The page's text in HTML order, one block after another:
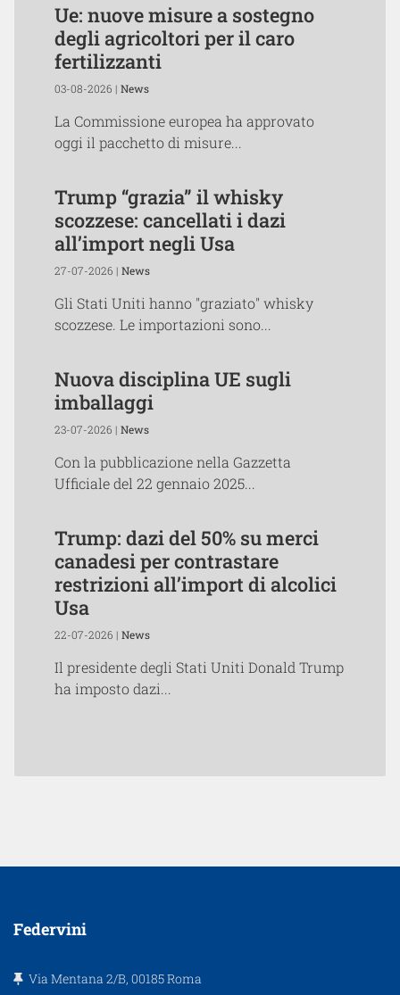
Ue: nuove misure a sostegno
degli agricoltori per il caro
fertilizzanti
03-08-2026 | News
La Commissione europea ha approvato
oggi il pacchetto di misure...
Trump “grazia” il whisky
scozzese: cancellati i dazi
all’import negli Usa
27-07-2026 | News
Gli Stati Uniti hanno "graziato" whisky
scozzese. Le importazioni sono...
Nuova disciplina UE sugli
imballaggi
23-07-2026 | News
Con la pubblicazione nella Gazzetta
Ufficiale del 22 gennaio 2025...
Trump: dazi del 50% su merci
canadesi per contrastare
restrizioni all’import di alcolici
Usa
22-07-2026 | News
Il presidente degli Stati Uniti Donald Trump
ha imposto dazi...
Federvini
Via Mentana 2/B, 00185 Roma